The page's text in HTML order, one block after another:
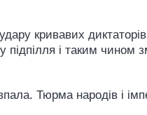
кривавих
підпілля і таким чином
Тюрма народів і